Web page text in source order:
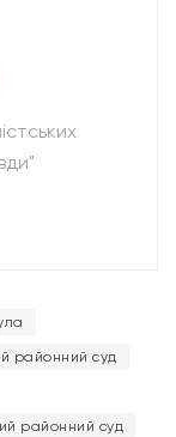
районний суд
районний суд